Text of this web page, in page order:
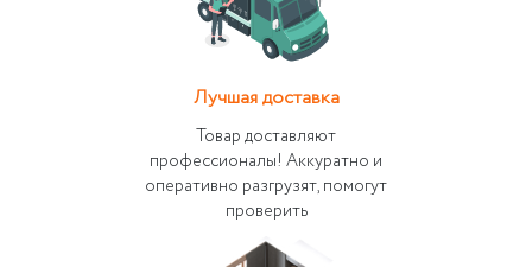
Лучшая доставка
Товар доставляют
профессионалы! Аккуратно и
оперативно разгрузят, помогут
проверить